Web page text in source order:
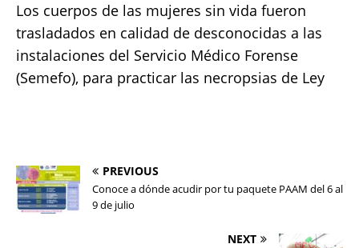
Los cuerpos de las mujeres sin vida fueron
trasladados en calidad de desconocidas a las
instalaciones del Servicio Médico Forense
(Semefo), para practicar las necropsias de Ley
PREVIOUS
Conoce a dónde acudir por tu paquete PAAM del 6 al
9 de julio
NEXT